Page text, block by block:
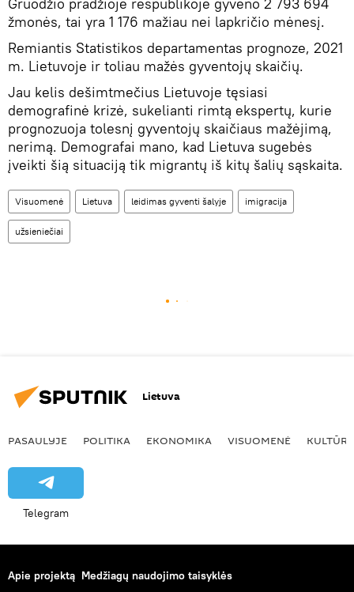
žmonės, tai yra 1 176 mažiau nei lapkričio mėnesį.
Remiantis Statistikos departamentas prognoze, 2021
m. Lietuvoje ir toliau mažės gyventojų skaičių.
Jau kelis dešimtmečius Lietuvoje tęsiasi
demografinė krizė, sukelianti rimtą ekspertų, kurie
prognozuoja tolesnį gyventojų skaičiaus mažėjimą,
nerimą. Demografai mano, kad Lietuva sugebės
įveikti šią situaciją tik migrantų iš kitų šalių sąskaita.
Visuomenė Lietuva leidimas gyventi šalyje imigracija
užsieniečiai
Lietuva
PASAULYJE POLITIKA EKONOMIKA VISUOMENĖ KULTŪRA
Telegram
Apie projektą Medžiagų naudojimo taisyklės